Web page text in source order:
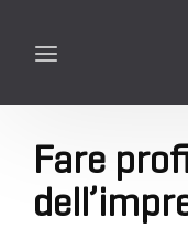
Fare